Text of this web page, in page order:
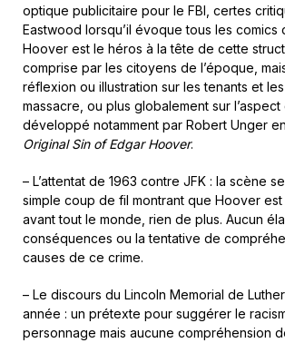
optique publicitaire pour le FBI, certes
Eastwood lorsqu’il évoque tous les comics
Hoover est le héros à la tête de cette
comprise par les citoyens de l’époque,
réflexion ou illustration sur les tenants et
massacre, ou plus globalement sur
développé notamment par Robert Unger
Original Sin of Edgar Hoover.
– L’attentat de 1963 contre JFK : la scène
simple coup de fil montrant que Hoover
avant tout le monde, rien de plus. Aucun
conséquences ou la tentative de
causes de ce crime.
– Le discours du Lincoln Memorial de
année : un prétexte pour suggérer le
personnage mais aucune compréhension